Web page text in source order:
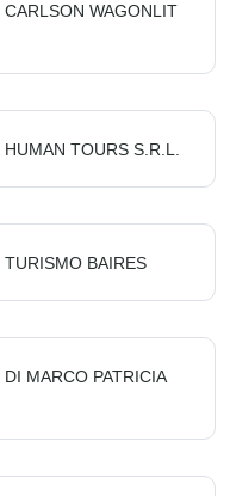
CARLSON WAGONLIT
HUMAN TOURS S.R.L.
TURISMO BAIRES
DI MARCO PATRICIA